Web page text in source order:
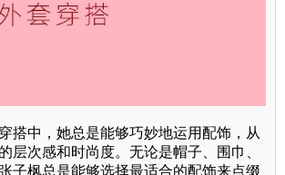
搭中，她总是能够巧妙地运用配饰，从
层次感和时尚度。无论是帽子、围巾、
子枫总是能够选择最适合的配饰来点缀